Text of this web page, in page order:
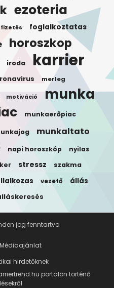
ezoteria
fizetés foglalkoztatas
horoszkop
iroda karrier
merleg
motiváció munka
munkaerőpiac
munkaltato
napi horoszkóp nyilas
stressz szakma
vezető állás
Médiaajánlat
hirdetőknek
karriertrend.hu portálon történő
jog fenntartva